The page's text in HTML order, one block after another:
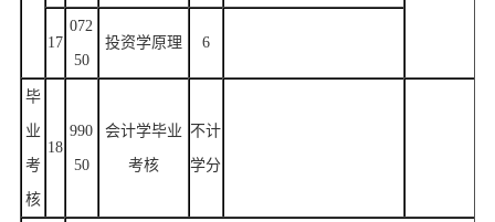
17
072
50
投资学原理 6
毕
业
考
核
18
990
50
会计学毕业
考核
不计
学分